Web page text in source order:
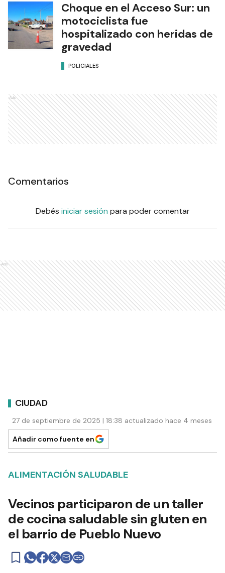
Choque en el Acceso Sur: un
motociclista fue
hospitalizado con heridas de
gravedad
POLICIALES
Ads
Comentarios
Debés iniciar sesión para poder comentar
Ads
CIUDAD
27 de septiembre de 2025 | 18:38 actualizado hace 4 meses
Añadir como fuente en
ALIMENTACIÓN SALUDABLE
Vecinos participaron de un taller
de cocina saludable sin gluten en
el barrio de Pueblo Nuevo